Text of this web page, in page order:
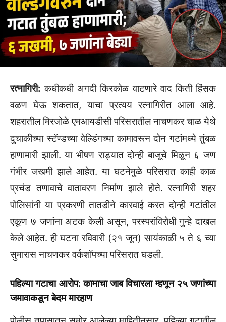
रत्नागिरी: कधीकधी अगदी किरकोळ वाटणारे वाद किती हिंसक
वळण घेऊ शकतात, याचा प्रत्यय रत्नागिरीत आला आहे.
शहरातील मिरजोळे एमआयडीसी परिसरातील नाचणकर चाळ येथे
दुचाकीच्या स्टॅण्डच्या वेल्डिंगच्या कामावरून दोन गटांमध्ये तुंबळ
हाणामारी झाली. या भीषण राड्यात दोन्ही बाजूचे मिळून ६ जण
गंभीर जखमी झाले आहेत. या घटनेमुळे परिसरात काही काळ
प्रचंड तणावाचे वातावरण निर्माण झाले होते. रत्नागिरी शहर
पोलिसांनी या प्रकरणी तातडीने कारवाई करत दोन्ही गटांतील
एकूण ७ जणांना अटक केली असून, परस्परांविरोधी गुन्हे दाखल
केले आहेत. ही घटना रविवारी (२१ जून) सायंकाळी ५ ते ६ च्या
सुमारास नाचणकर वर्कशॉपच्या परिसरात घडली.
पहिल्या गटाचा आरोप: कामाचा जाब विचारला म्हणून २५ जणांच्या
जमावाकडून बेदम मारहाण